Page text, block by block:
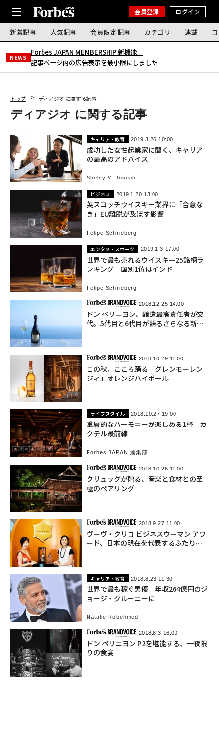
会員登録 ログイン
新着記事 人気記事 会員限定記事 カテゴリ 連載
NEWS
Forbes JAPAN MEMBERSHIP 新機能｜
記事ページ内の広告表示を最小限にしました
トップ ディアジオ に関する記事
ディアジオ に関する記事
キャリア・教育 2019.3.26 10:00
成功した女性起業家に聞く、キャリア
の最高のアドバイス
Shelcy V. Joseph
ビジネス 2019.1.20 13:00
英スコッチウイスキー業界に「合意な
き」EU離脱が及ぼす影響
Felipe Schrieberg
エンタメ・スポーツ 2019.1.3 17:00
世界で最も売れるウイスキー25銘柄ラ
ンキング 国別1位はインド
Felipe Schrieberg
2018.12.25 14:00
ドン ペリニヨン、醸造最高責任者が交
代。5代目と6代目が語るさらなる新時
2018.10.29 11:00
この秋、こころ踊る「グレンモーレン
ジィ」オレンジハイボール
ライフスタイル 2018.10.27 19:00
重層的なハーモニーが楽しめる1杯｜カ
クテル最前線
Forbes JAPAN 編集部
2018.10.26 11:00
クリュッグが贈る、音楽と食材との至
極のペアリング
2018.9.27 11:00
ヴーヴ・クリコ ビジネスウーマン アワ
ード、日本の現在を代表するふたりの
キャリア・教育 2018.8.23 11:30
世界で最も稼ぐ男優 年収264億円のジ
ョージ・クルーニーに
Natalie Robehmed
2018.8.3 16:00
ドン ペリニヨン P2を堪能する、一夜限
りの食宴